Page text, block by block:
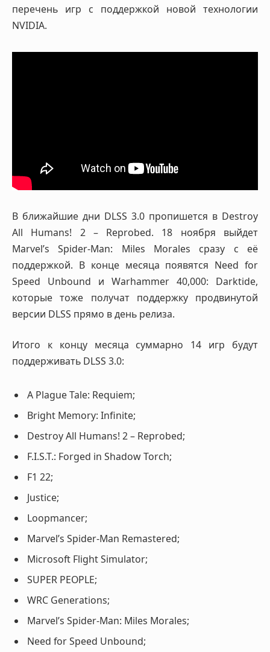
перечень игр с поддержкой новой технологии
NVIDIA.
В ближайшие дни DLSS 3.0 пропишется в Destroy
All Humans! 2 – Reprobed. 18 ноября выйдет
Marvel’s Spider-Man: Miles Morales сразу с её
поддержкой. В конце месяца появятся Need for
Speed Unbound и Warhammer 40,000: Darktide,
которые тоже получат поддержку продвинутой
версии DLSS прямо в день релиза.
Итого к концу месяца суммарно 14 игр будут
поддерживать DLSS 3.0:
A Plague Tale: Requiem;
Bright Memory: Infinite;
Destroy All Humans! 2 – Reprobed;
F.I.S.T.: Forged in Shadow Torch;
F1 22;
Justice;
Loopmancer;
Marvel’s Spider-Man Remastered;
Microsoft Flight Simulator;
SUPER PEOPLE;
WRC Generations;
Marvel’s Spider-Man: Miles Morales;
Need for Speed Unbound;